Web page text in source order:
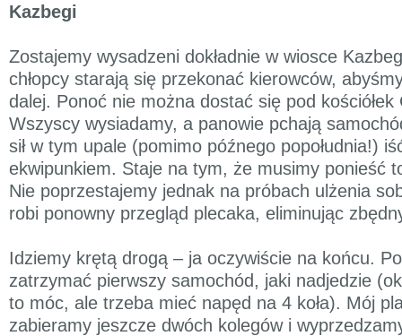
Kazbegi
Zostajemy wysadzeni dokładnie w wiosce
chłopcy starają się przekonać kierowców,
dalej. Ponoć nie można dostać się pod
Wszyscy wysiadamy, a panowie pchają
sił w tym upale (pomimo późnego popołudnia!)
ekwipunkiem. Staje na tym, że musimy ponieść
Nie poprzestajemy jednak na próbach ulżenia
robi ponowny przegląd plecaka, eliminując
Idziemy krętą drogą – ja oczywiście na końcu.
zatrzymać pierwszy samochód, jaki nadjedzie
to móc, ale trzeba mieć napęd na 4 koła). Mój
zabieramy jeszcze dwóch kolegów i